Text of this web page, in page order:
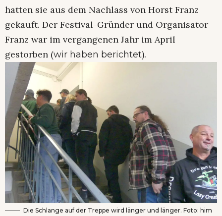
hatten sie aus dem Nachlass von Horst Franz
gekauft. Der Festival-Gründer und Organisator
Franz war im vergangenen Jahr im April
gestorben (wir haben berichtet).
Die Schlange auf der Treppe wird länger und länger. Foto: him